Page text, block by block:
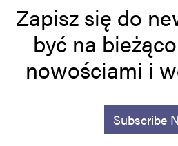
Zapisz się do
być na
nowościami i
Subscribe